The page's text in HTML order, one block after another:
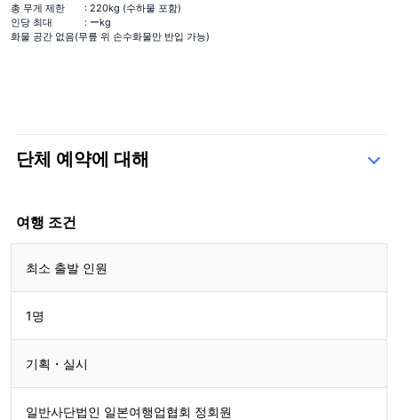
총 무게 제한
: 220kg (수하물 포함)
인당 최대
: ーkg
화물 공간 없음(무릎 위 손수화물만 반입 가능)
단체 예약에 대해
여행 조건
최소 출발 인원
1명
기획・실시
일반사단법인 일본여행업협회 정회원